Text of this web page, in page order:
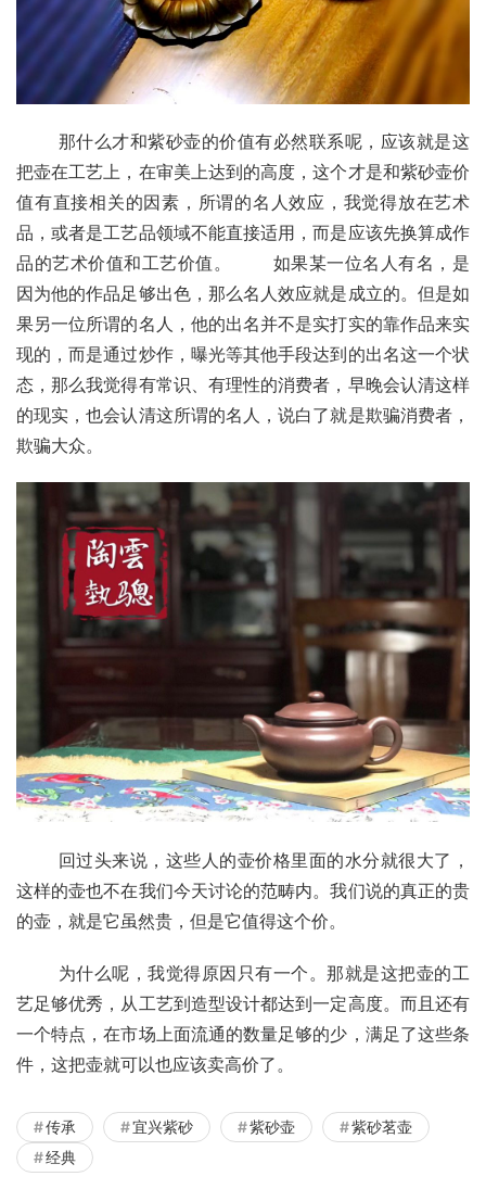
那什么才和紫砂壶的价值有必然联系呢，应该就是这
把壶在工艺上，在审美上达到的高度，这个才是和紫砂壶价
值有直接相关的因素，所谓的名人效应，我觉得放在艺术
品，或者是工艺品领域不能直接适用，而是应该先换算成作
品的艺术价值和工艺价值。       如果某一位名人有名，是
因为他的作品足够出色，那么名人效应就是成立的。但是如
果另一位所谓的名人，他的出名并不是实打实的靠作品来实
现的，而是通过炒作，曝光等其他手段达到的出名这一个状
态，那么我觉得有常识、有理性的消费者，早晚会认清这样
的现实，也会认清这所谓的名人，说白了就是欺骗消费者，
欺骗大众。
回过头来说，这些人的壶价格里面的水分就很大了，
这样的壶也不在我们今天讨论的范畴内。我们说的真正的贵
的壶，就是它虽然贵，但是它值得这个价。
为什么呢，我觉得原因只有一个。那就是这把壶的工
艺足够优秀，从工艺到造型设计都达到一定高度。而且还有
一个特点，在市场上面流通的数量足够的少，满足了这些条
件，这把壶就可以也应该卖高价了。
传承 宜兴紫砂 紫砂壶
紫砂茗壶
经典